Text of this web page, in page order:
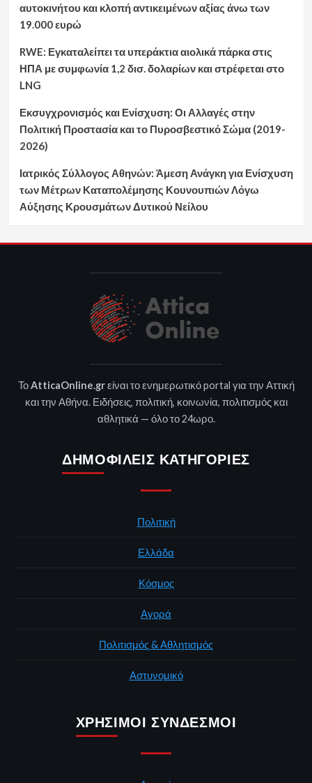
αυτοκινήτου και κλοπή αντικειμένων αξίας άνω των
19.000 ευρώ
RWE: Εγκαταλείπει τα υπεράκτια αιολικά πάρκα στις
ΗΠΑ με συμφωνία 1,2 δισ. δολαρίων και στρέφεται στο
LNG
Εκσυγχρονισμός και Ενίσχυση: Οι Αλλαγές στην
Πολιτική Προστασία και το Πυροσβεστικό Σώμα (2019-
2026)
Ιατρικός Σύλλογος Αθηνών: Άμεση Ανάγκη για Ενίσχυση
των Μέτρων Καταπολέμησης Κουνουπιών Λόγω
Αύξησης Κρουσμάτων Δυτικού Νείλου
ΤοAtticaOnline.grείναι το ενημερωτικό portal για την Αττική
και την Αθήνα. Ειδήσεις, πολιτική, κοινωνία, πολιτισμός και
αθλητικά — όλο το 24ωρο.
ΔΗΜΟΦΙΛΕΊΣ ΚΑΤΗΓΟΡΊΕΣ
Πολιτική
Ελλάδα
Κόσμος
Αγορά
Πολιτισμός & Αθλητισμός
Αστυνομικό
ΧΡΉΣΙΜΟΙ ΣΎΝΔΕΣΜΟΙ